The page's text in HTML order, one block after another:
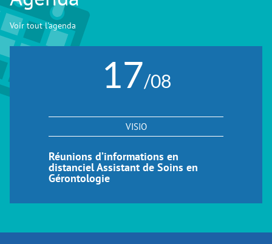
Voir tout l'agenda
17/08
VISIO
Réunions d’informations en
distanciel Assistant de Soins en
Gérontologie